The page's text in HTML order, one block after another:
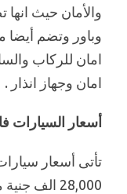
والأمان حيث انها
امان للركاب
امان وجهاز انذار .
أسعار السيارات
تأتى أسعار
28,000 الف جنية مصري